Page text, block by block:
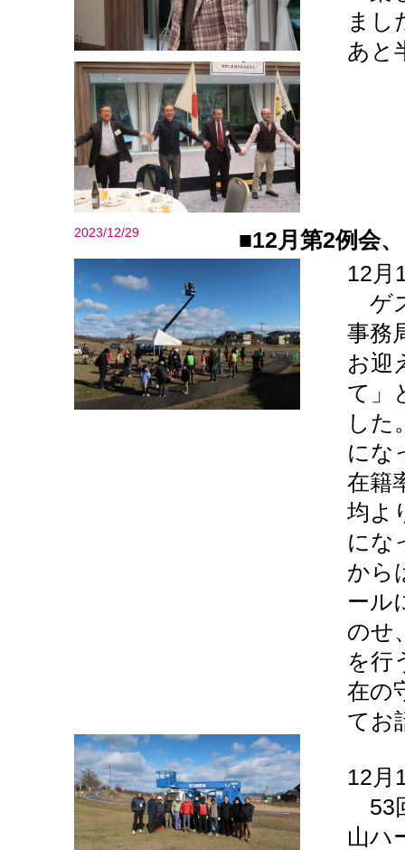
まし
あと
2023/12/29
■12月第2例会
12月
ゲ
事
お迎
て」
した
にな
在籍
均よ
にな
から
ール
のせ
を行
在の
てお
12月
53
山ハ